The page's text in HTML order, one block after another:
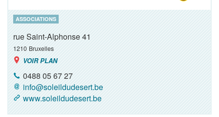
ASSOCIATIONS
rue Saint-Alphonse 41
1210 Bruxelles
VOIR PLAN
0488 05 67 27
info@soleildudesert.be
www.soleildudesert.be